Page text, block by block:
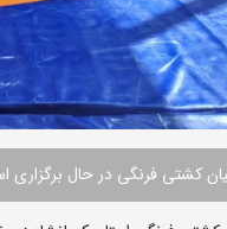
کشتی فرنگی در حال برگزاری